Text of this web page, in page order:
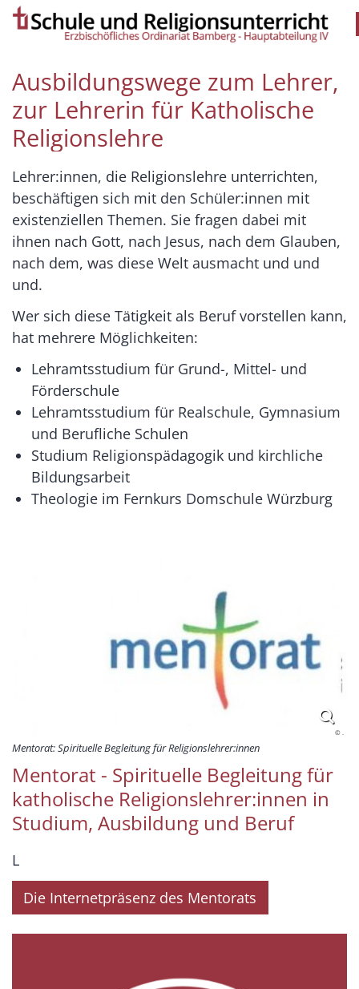
Zum Inhalt springen
Ausbildungswege zum Lehrer,
zur Lehrerin für Katholische
Religionslehre
Lehrer:innen, die Religionslehre unterrichten,
beschäftigen sich mit den Schüler:innen mit
existenziellen Themen. Sie fragen dabei mit
ihnen nach Gott, nach Jesus, nach dem Glauben,
nach dem, was diese Welt ausmacht und und
und.
Wer sich diese Tätigkeit als Beruf vorstellen kann,
hat mehrere Möglichkeiten:
Lehramtsstudium für Grund-, Mittel- und
Förderschule
Lehramtsstudium für Realschule, Gymnasium
und Berufliche Schulen
Studium Religionspädagogik und kirchliche
Bildungsarbeit
Theologie im Fernkurs Domschule Würzburg
© .
Mentorat: Spirituelle Begleitung für Religionslehrer:innen
Mentorat - Spirituelle Begleitung für
katholische Religionslehrer:innen in
Studium, Ausbildung und Beruf
L
Die Internetpräsenz des Mentorats